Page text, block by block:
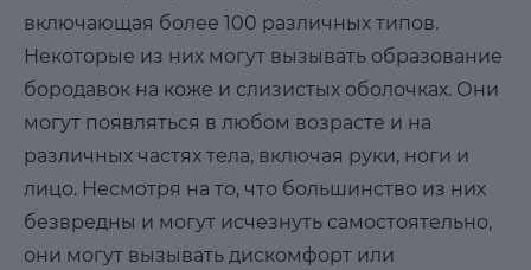
включающая более 100 различных типов.
Некоторые из них могут вызывать образование
бородавок на коже и слизистых оболочках. Они
могут появляться в любом возрасте и на
различных частях тела, включая руки, ноги и
лицо. Несмотря на то, что большинство из них
безвредны и могут исчезнуть самостоятельно,
они могут вызывать дискомфорт или